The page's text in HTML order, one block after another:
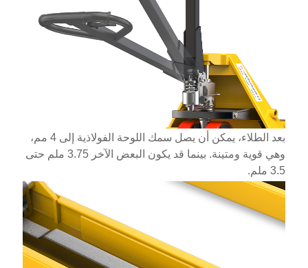
بعد الطلاء، يمكن أن يصل سمك اللوحة الفولاذية إلى 4 مم،
وهي قوية ومتينة. بينما قد يكون البعض الآخر 3.75 ملم حتى
3.5 ملم.